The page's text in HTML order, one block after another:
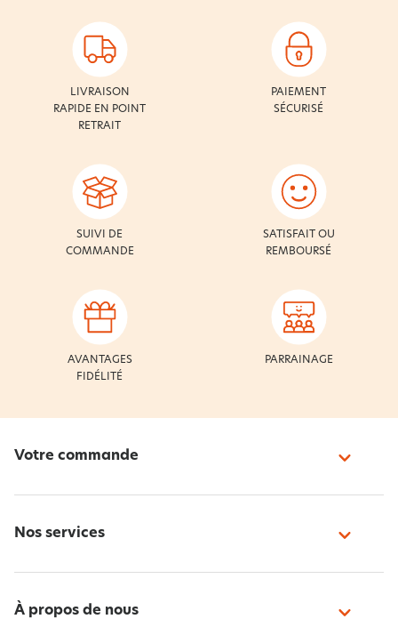
LIVRAISON
RAPIDE EN POINT
RETRAIT
PAIEMENT
SÉCURISÉ
SUIVI DE
COMMANDE
SATISFAIT OU
REMBOURSÉ
AVANTAGES
FIDÉLITÉ
PARRAINAGE
Votre commande
Nos services
À propos de nous